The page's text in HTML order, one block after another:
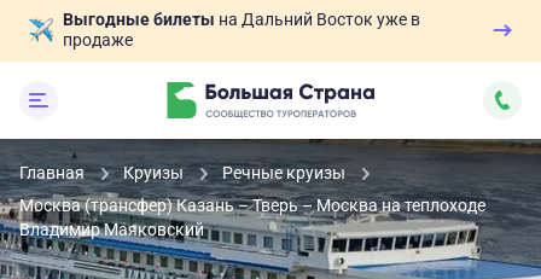
Выгодные билеты на Дальний Восток уже в
продаже
Главная Круизы
Речные круизы
Москва (трансфер) Казань – Тверь – Москва на теплоходе
Владимир Маяковский